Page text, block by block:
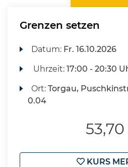
Grenzen setzen
Datum: Fr. 16.10.2026
Uhrzeit:17:00 - 20:30
Ort:Torgau,
0.04
KURS